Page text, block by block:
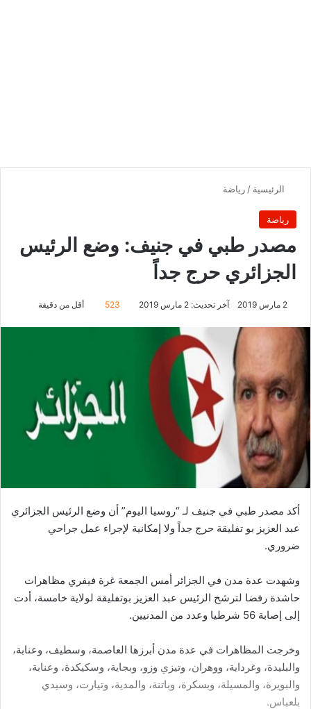
الرئيسية / رياضة
رياضة
مصدر طبي في جنيف: وضع الرئيس
الجزائري حرج جداً
2 مارس 2019 آخر تحديث: 2 مارس 2019 523 أقل من دقيقة
أكد مصدر طبي في جنيف لـ “روسيا اليوم” أن وضع الرئيس الجزائري
عبد العزيز بو تفليقة حرج جداً ولا إمكانية لإجراء عمل جراحي
ضروري.
وشهدت عدة مدن في الجزائر أمس الجمعة غرة فيفري مظاهرات
حاشدة رفضا لترشح الرئيس عبد العزيز بوتفليقة لولاية خامسة، أدت
إلى إصابة 56 شرطيا وعدد من المدنيين.
وخرجت المظاهرات في عدة مدن أبرزها العاصمة، وسطيف، وعنابة،
والبليدة، وغرداية، ووهران، وتيزي وزو، وبجاية، وسكيكدة، وعنابة،
والبويرة، والمسيلة، وبسكرة، وباتنة، والمدية، وتيارت، وسيدي
بلعباس.